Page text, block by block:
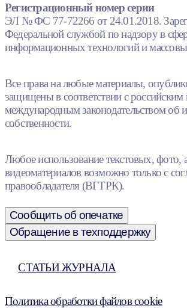
Регистрационный номер серии
ЭЛ № ФС 77-72266 от 24.01.2018.
Федеральной службой по надзору в
информационных технологий и
Все права на любые материалы,
защищены в соответствии с российским
международным законодательством об
собственности.
Любое использование текстовых, фото,
видеоматериалов возможно только с
правообладателя (ВГТРК).
Сообщить об опечатке
Обращение в техподдержку
СТАТЬИ ЖУРНАЛА
Политика обработки файлов cookie